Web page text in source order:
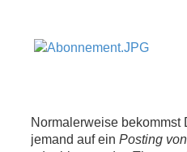
Normalerweise
jemand auf ein Posting